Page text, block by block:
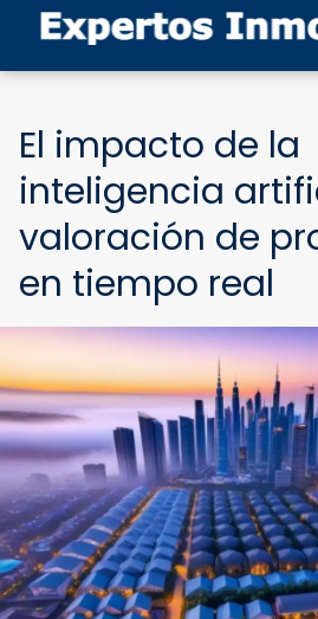
El impacto de la
inteligencia
valoración de
en tiempo real